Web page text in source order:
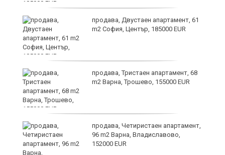
продава, Двустаен апартамент, 61
m2 София, Център, 185000 EUR
продава, Тристаен апартамент, 68
m2 Варна, Трошево, 155000 EUR
продава, Четиристаен апартамент,
96 m2 Варна, Владиславово,
152000 EUR